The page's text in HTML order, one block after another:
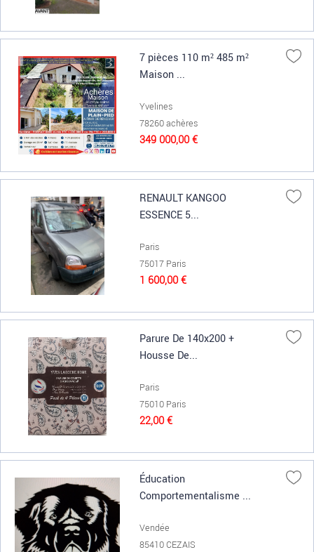
7 pièces 110 m² 485 m²
Maison ...
Yvelines
78260 achères
349 000,00 €
RENAULT KANGOO
ESSENCE 5...
Paris
75017 Paris
1 600,00 €
Parure De 140x200 +
Housse De...
Paris
75010 Paris
22,00 €
Éducation
Comportementalisme ...
Vendée
85410 CEZAIS